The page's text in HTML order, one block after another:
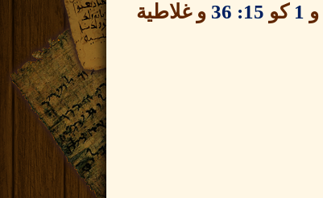
و 1 كو 15: 36
و غلاطية